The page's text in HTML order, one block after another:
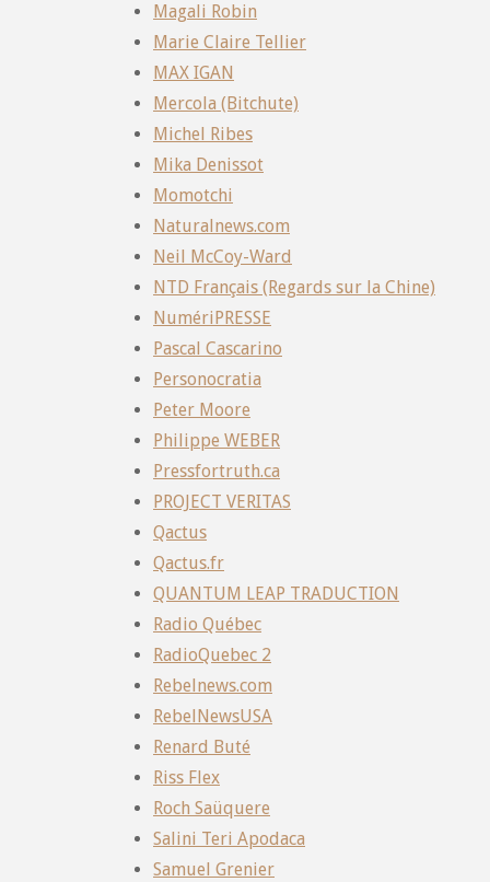
Magali Robin
Marie Claire Tellier
MAX IGAN
Mercola (Bitchute)
Michel Ribes
Mika Denissot
Momotchi
Naturalnews.com
Neil McCoy-Ward
NTD Français (Regards sur la Chine)
NumériPRESSE
Pascal Cascarino
Personocratia
Peter Moore
Philippe WEBER
Pressfortruth.ca
PROJECT VERITAS
Qactus
Qactus.fr
QUANTUM LEAP TRADUCTION
Radio Québec
RadioQuebec 2
Rebelnews.com
RebelNewsUSA
Renard Buté
Riss Flex
Roch Saüquere
Salini Teri Apodaca
Samuel Grenier